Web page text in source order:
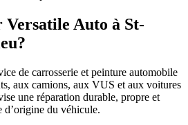
Auto à St-
de carrosserie et peinture automobile
aux camions, aux VUS et aux voitures
une réparation durable, propre et
d’origine du véhicule.